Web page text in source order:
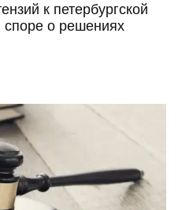
к петербургской
о решениях